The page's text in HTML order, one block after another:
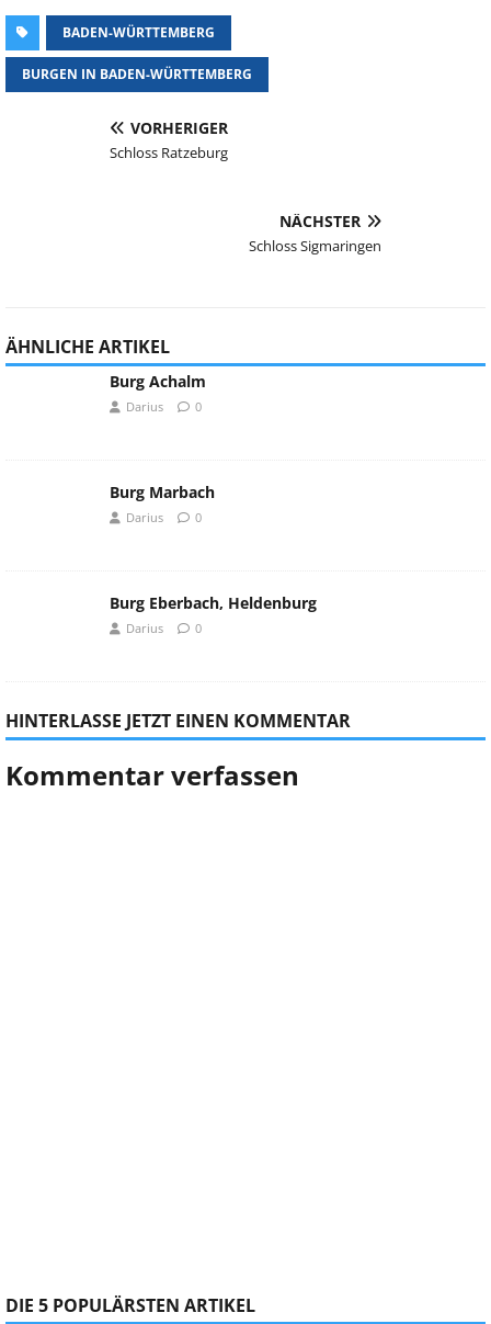
BADEN-WÜRTTEMBERG
BURGEN IN BADEN-WÜRTTEMBERG
VORHERIGER
Schloss Ratzeburg
NÄCHSTER
Schloss Sigmaringen
ÄHNLICHE ARTIKEL
Burg Achalm
Darius 0
Burg Marbach
Darius 0
Burg Eberbach, Heldenburg
Darius 0
HINTERLASSE JETZT EINEN KOMMENTAR
Kommentar verfassen
DIE 5 POPULÄRSTEN ARTIKEL